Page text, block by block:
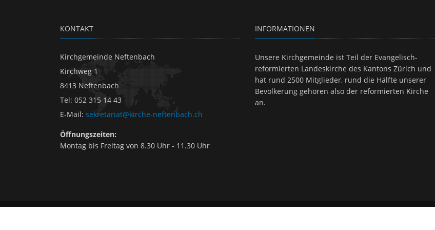
KONTAKT
Kirchgemeinde Neftenbach
Kirchweg 1
8413 Neftenbach
Tel: 052 315 14 43
E-Mail: sekretariat@kirche-neftenbach.ch
Öffnungszeiten:
Montag bis Freitag von 8.30 Uhr - 11.30 Uhr
INFORMATIONEN
Unsere Kirchgemeinde ist Teil der Evangelisch-
reformierten Landeskirche des Kantons Zürich und
hat rund 2500 Mitglieder, rund die Hälfte unserer
Bevölkerung gehören also der reformierten Kirche
an.